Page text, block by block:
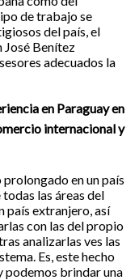
de trabajo se
del país, el
José Benítez
adecuados la
en Paraguay en
internacional y
en un país
las áreas del
país extranjero, así
con las del propio
analizarlas ves las
Es, este hecho
podemos brindar una